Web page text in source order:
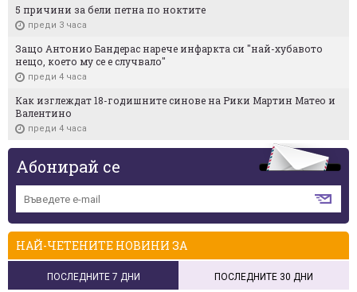
5 причини за бели петна по ноктите
преди 3 часа
Защо Антонио Бандерас нарече инфаркта си "най-хубавото
нещо, което му се е случвало"
преди 4 часа
Как изглеждат 18-годишните синове на Рики Мартин Матео и
Валентино
преди 4 часа
Абонирай се
НАЙ-ЧЕТЕНИТЕ НОВИНИ ЗА
ПОСЛЕДНИТЕ 7 ДНИ ПОСЛЕДНИТЕ 30 ДНИ